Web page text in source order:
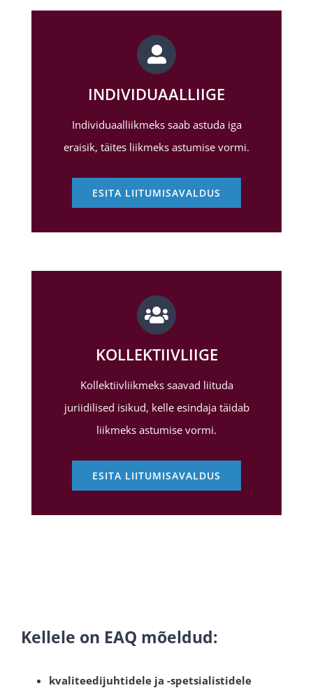
INDIVIDUAALLIIGE
Individuaalliikmeks saab astuda iga
eraisik, täites liikmeks astumise vormi.
ESITA LIITUMISAVALDUS
KOLLEKTIIVLIIGE
Kollektiivliikmeks saavad liituda
juriidilised isikud, kelle esindaja täidab
liikmeks astumise vormi.
ESITA LIITUMISAVALDUS
Kellele on EAQ mõeldud:
kvaliteedijuhtidele ja -spetsialistidele